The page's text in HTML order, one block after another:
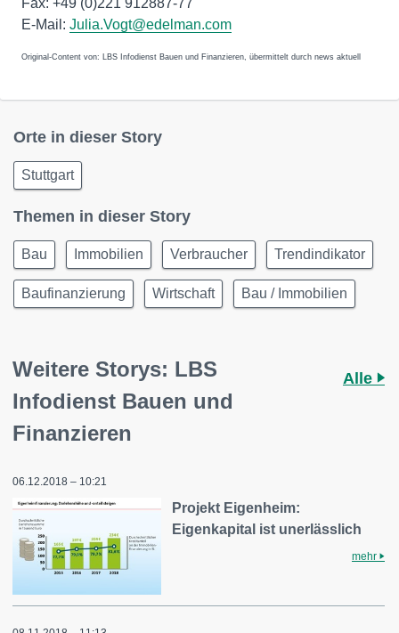
E-Mail: Julia.Vogt@edelman.com
Original-Content von: LBS Infodienst Bauen und Finanzieren, übermittelt durch news aktuell
Orte in dieser Story
Stuttgart
Themen in dieser Story
Bau Immobilien Verbraucher Trendindikator
Baufinanzierung Wirtschaft Bau / Immobilien
Weitere Storys: LBS
Infodienst Bauen und
Finanzieren
Alle
06.12.2018 – 10:21
Projekt Eigenheim:
Eigenkapital ist unerlässlich
mehr